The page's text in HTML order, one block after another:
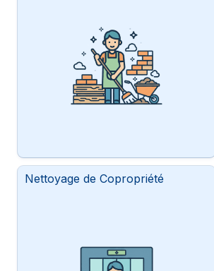
Nettoyage de Copropriété